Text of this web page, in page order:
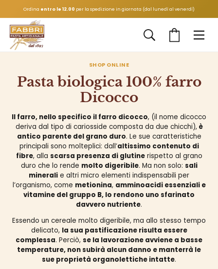
al
contenuto
Ordina entro le 12.00 per la spedizione in giornata (dal lunedì al venerdì)
Apri la barra di
Apri carrello
Apri
La storia
Stessa famiglia, stessa piazza,
stessa pasta da 5 generazioni.
SCOPRI DI PIÙ
La pasta artigianale
Un’esperienza di oltre 130 anni per
una pasta altamente digeribile.
SCOPRI DI PIÙ
Le materie prime
Grani antichi biologici 100% italiani e
una macinazione a bassissima
temperatura.
La produzione
Una pastificazione delicata, al
bronzo, e una conoscenza secolare.
SCOPRI DI PIÙ
Il metodo Fabbri
LE MATERIE PRIME
LA PRODUZIONE
Acquista online
Grani 100% italiani scelti per le loro
proprietà nutritive e l'alta
digeribilità.
Kit degustazione
I kit degustazione sono sinonimo di
un prodotto “come si faceva una
volta”.
SCOPRI DI PIÙ
Formati di pasta
SPAGHETTI N°5
TORTIGLIONI
SHOP ONLINE
Pasta biologica 100% farro
Dicocco
Il farro, nello specifico il farro dicocco, (il nome dicocco
deriva dal tipo di cariosside composta da due chicchi), è
antico parente del grano duro. Le sue caratteristiche
principali sono molteplici: dall’altissimo contenuto di
fibre, alla scarsa presenza di glutine rispetto al grano
duro che lo rende molto digeribile. Ma non solo: sali
minerali e altri micro elementi indispensabili per
l’organismo, come metionina, amminoacidi essenziali e
vitamine del gruppo B, lo rendono uno sfarinato
davvero nutriente.
Essendo un cereale molto digeribile, ma allo stesso tempo
delicato, la sua pastificazione risulta essere
complessa. Perciò, se la lavorazione avviene a basse
temperature, non subirà alcun danno e manterrà le
sue proprietà organolettiche intatte.